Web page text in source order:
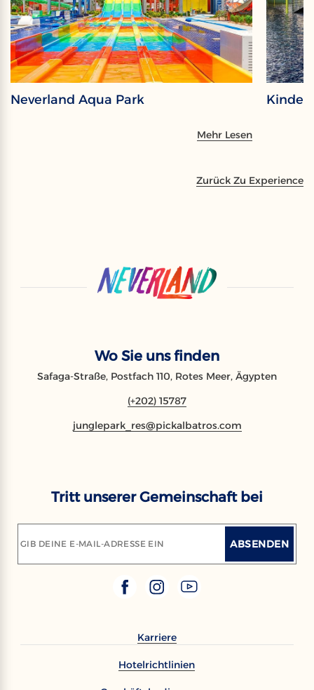
Neverland Aqua Park
Mehr Lesen
Kinder
Zurück Zu Experience
Wo Sie uns finden
Safaga-Straße, Postfach 110, Rotes Meer, Ägypten
(+202) 15787
junglepark_res@pickalbatros.com
Tritt unserer Gemeinschaft bei
GIB DEINE E-MAIL-ADRESSE EIN ABSENDEN
Karriere
Hotelrichtlinien